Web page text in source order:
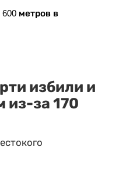
метров в
избили и
из-за 170